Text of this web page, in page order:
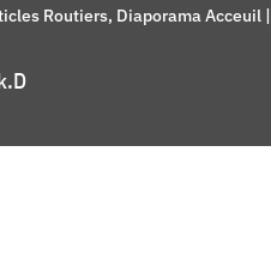
Routiers, Diaporama Acceuil